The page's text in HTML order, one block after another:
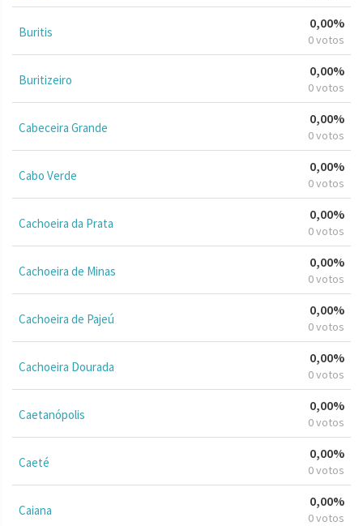
Buritis
0,00%
0 votos
Buritizeiro
0,00%
0 votos
Cabeceira Grande
0,00%
0 votos
Cabo Verde
0,00%
0 votos
Cachoeira da Prata
0,00%
0 votos
Cachoeira de Minas
0,00%
0 votos
Cachoeira de Pajeú
0,00%
0 votos
Cachoeira Dourada
0,00%
0 votos
Caetanópolis
0,00%
0 votos
Caeté
0,00%
0 votos
Caiana
0,00%
0 votos